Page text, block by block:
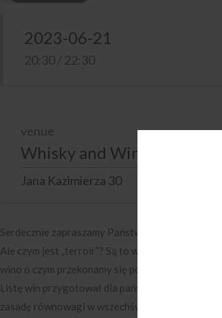
2023-06-21
20:30 / 22:30
venue
Whisky and Wine Place
Jana Kazimierza 30
Serdecznie zapraszamy Państwa na degustację
Ale czym jest „terroir”? Są to warunki
wino o czym przekonamy się podczas spotkania.
Listę win przygotował dla państwa Paweł
zasadę równowagi w wszechświecie i dla